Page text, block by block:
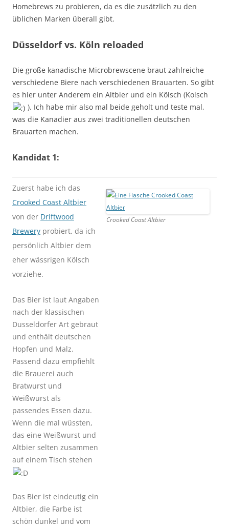
Homebrews zu probieren, da es die zusätzlich zu den
üblichen Marken überall gibt.
Düsseldorf vs. Köln reloaded
Die große kanadische Microbrewscene braut zahlreiche
verschiedene Biere nach verschiedenen Brauarten. So gibt
es hier unter Anderem ein Altbier und ein Kölsch (Kolsch
). Ich habe mir also mal beide geholt und teste mal,
was die Kanadier aus zwei traditionellen deutschen
Brauarten machen.
Kandidat 1:
Zuerst habe ich das
Crooked Coast Altbier
von der Driftwood
Brewery probiert, da ich
persönlich Altbier dem
eher wässrigen Kölsch
vorziehe.
Das Bier ist laut Angaben
nach der klassischen
Dusseldorfer Art gebraut
und enthält deutschen
Hopfen und Malz.
Passend dazu empfiehlt
die Brauerei auch
Bratwurst und
Weißwurst als
passendes Essen dazu.
Wenn die mal wüssten,
das eine Weißwurst und
Altbier selten zusammen
auf einem Tisch stehen
Das Bier ist eindeutig ein
Altbier, die Farbe ist
schön dunkel und vom
Crooked Coast Altbier